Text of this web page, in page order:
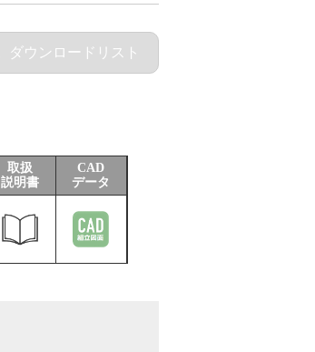
ダウンロードリスト
取扱
説明書
CAD
データ